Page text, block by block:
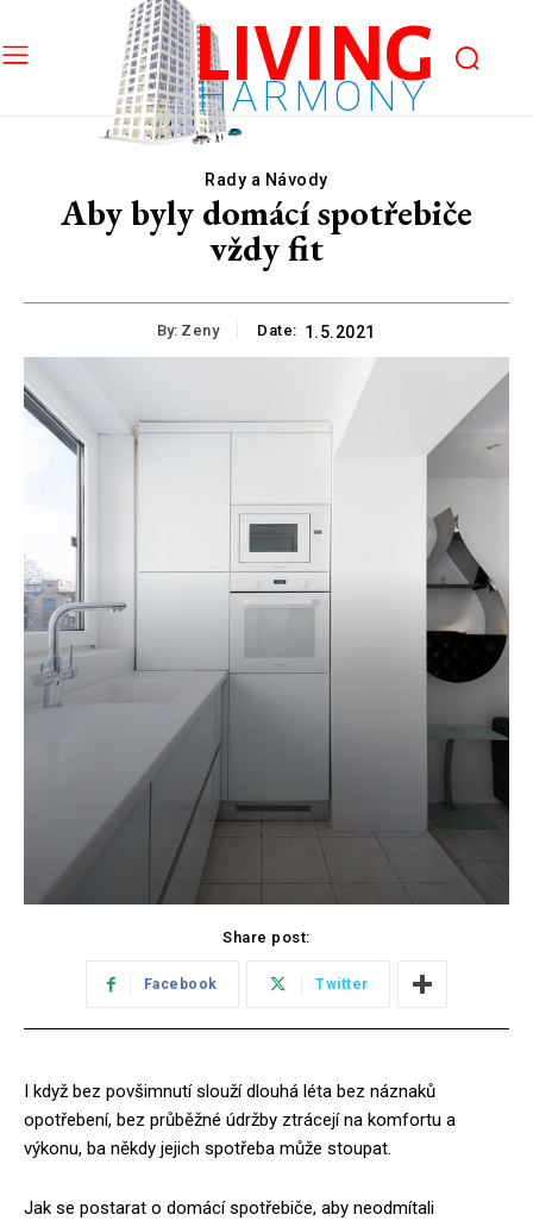
LIVING
HARMONY
Rady a Návody
Aby byly domácí spotřebiče
vždy fit
By: Zeny Date: 1.5.2021
Share post:
Facebook Twitter
I když bez povšimnutí slouží dlouhá léta bez náznaků
opotřebení, bez průběžné údržby ztrácejí na komfortu a
výkonu, ba někdy jejich spotřeba může stoupat.
Jak se postarat o domácí spotřebiče, aby neodmítali